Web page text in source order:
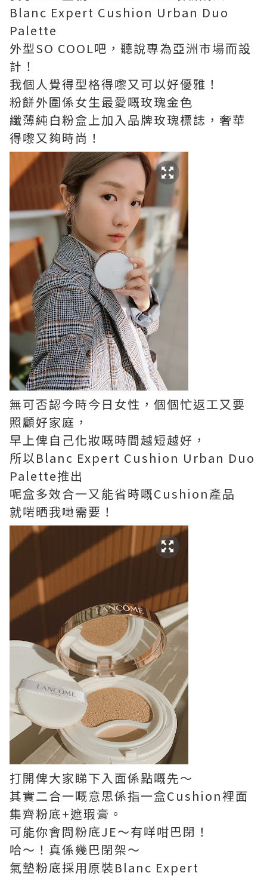
Blanc Expert Cushion Urban Duo
Palette
外型SO COOL吧，聽說專為亞洲市場而設
計！
我個人覺得型格得嚟又可以好優雅！
粉餅外圍係女生最愛嘅玫瑰金色
纖薄純白粉盒上加入品牌玫瑰標誌，奢華
得嚟又夠時尚！
無可否認今時今日女性，個個忙返工又要
照顧好家庭，
早上俾自己化妝嘅時間越短越好，
所以Blanc Expert Cushion Urban Duo
Palette推出
呢盒多效合一又能省時嘅Cushion產品
就啱晒我哋需要！
打開俾大家睇下入面係點嘅先～
其實二合一嘅意思係指一盒Cushion裡面
集齊粉底+遮瑕膏。
可能你會問粉底JE～有咩咁巴閉！
哈～！真係幾巴閉架～
氣墊粉底採用原裝Blanc Expert